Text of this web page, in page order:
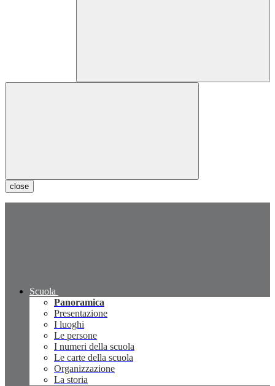
close
Scuola
Panoramica
Presentazione
I luoghi
Le persone
I numeri della scuola
Le carte della scuola
Organizzazione
La storia